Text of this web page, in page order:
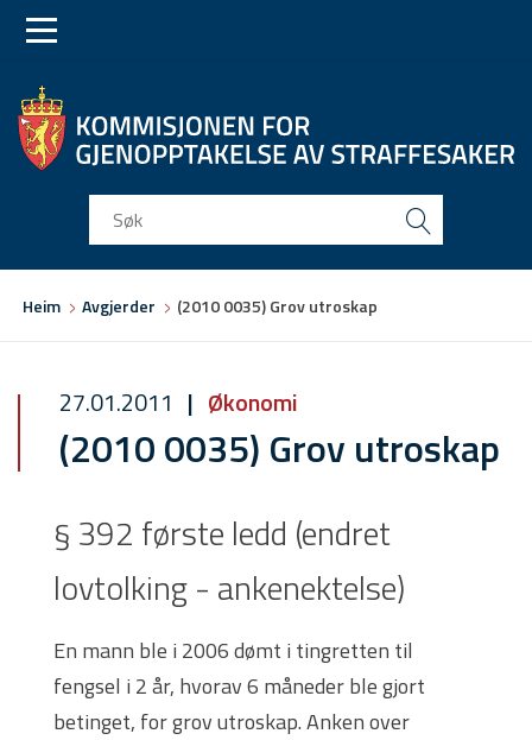
to
to
Heim Avgjerder (2010 0035) Grov utroskap
27.01.2011 Økonomi
(2010 0035) Grov utroskap
§ 392 første ledd (endret
lovtolking - ankenektelse)
En mann ble i 2006 dømt i tingretten til
fengsel i 2 år, hvorav 6 måneder ble gjort
betinget, for grov utroskap. Anken over